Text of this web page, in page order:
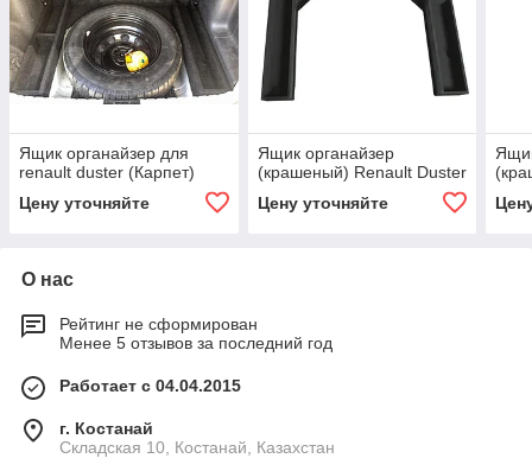
Ящик органайзер для
renault duster (Карпет)
Цену уточняйте
Ящик органайзер
(крашеный) Renault Duster
Цену уточняйте
О нас
Рейтинг не сформирован
Менее 5 отзывов за последний год
Работает с 04.04.2015
г. Костанай
Складская 10, Костанай, Казахстан